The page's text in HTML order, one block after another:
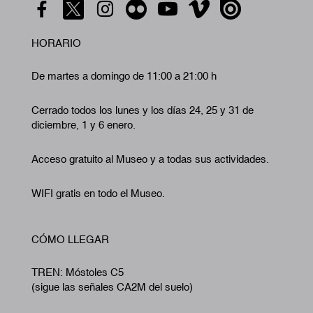
HORARIO
De martes a domingo de 11:00 a 21:00 h
Cerrado todos los lunes y los días 24, 25 y 31 de
diciembre, 1 y 6 enero.
Acceso gratuito al Museo y a todas sus actividades.
WIFI gratis en todo el Museo.
CÓMO LLEGAR
TREN: Móstoles C5
(sigue las señales CA2M del suelo)